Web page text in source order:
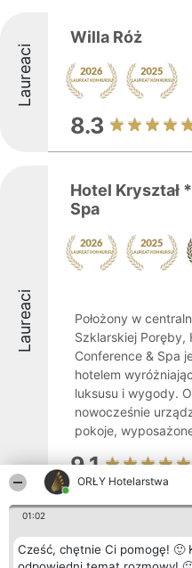
ORŁY Hotelarstwa
01:02
Cześć, chętnie Ci pomogę! 🙂
Laureaci
Willa Róż
8.3
Laureaci
Hotel Kryształ
Spa
Położony w
Szklarskiej Poręby,
Conference & Spa
hotelem
luksusu i wygody.
nowocześnie
pokoje,
9.1